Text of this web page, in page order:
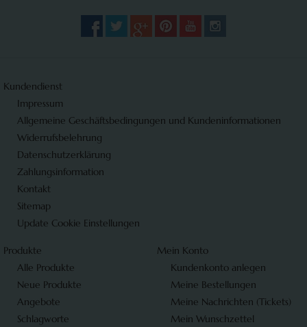
Kundendienst
Impressum
Allgemeine Geschäftsbedingungen und Kundeninformationen
Widerrufsbelehrung
Datenschutzerklärung
Zahlungsinformation
Kontakt
Sitemap
Update Cookie Einstellungen
Produkte
Alle Produkte
Neue Produkte
Angebote
Schlagworte
Mein Konto
Kundenkonto anlegen
Meine Bestellungen
Meine Nachrichten (Tickets)
Mein Wunschzettel